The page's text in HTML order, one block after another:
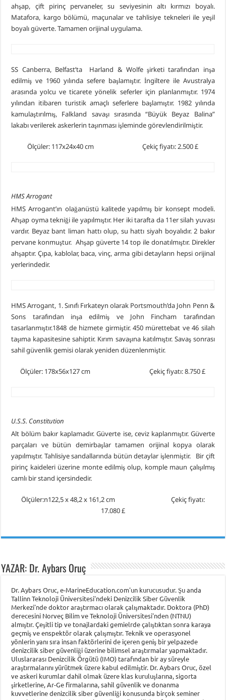
ahşap, çift pirinç pervaneler, su seviyesinin altı kırmızı boyalı.
Matafora, kargo bölümü, maçunalar ve tahlisiye tekneleri ile yeşil
boyalı güverte. Tamamen orijinal uygulama.
SS Canberra, Belfast’ta Harland & Wolfe şirketi tarafından inşa
edilmiş ve 1960 yılında sefere başlamıştır. İngiltere ile Avustralya
arasında yolcu ve ticarete yönelik seferler için planlanmıştır. 1974
yılından itibaren turistik amaçlı seferlere başlamıştır. 1982 yılında
kamulaştırılmış, Falkland savaşı sırasında “Büyük Beyaz Balina”
lakabı verilerek askerlerin taşınması işleminde görevlendirilmiştir.
Ölçüler: 117x24x40 cm Çekiç fiyatı: 2.500 £
HMS Arrogant
HMS Arrogant’ın olağanüstü kalitede yapılmış bir konsept modeli.
Ahşap oyma tekniği ile yapılmıştır. Her iki tarafta da 11er silah yuvası
vardır. Beyaz bant liman hattı olup, su hattı siyah boyalıdır. 2 bakır
pervane konmuştur. Ahşap güverte 14 top ile donatılmıştır. Direkler
ahşaptır. Çıpa, kablolar, baca, vinç, arma gibi detayların hepsi orijinal
yerlerindedir.
HMS Arrogant, 1. Sınıfı Fırkateyn olarak Portsmouth’da John Penn &
Sons tarafından inşa edilmiş ve John Fincham tarafından
tasarlanmıştır.1848 de hizmete girmiştir. 450 mürettebat ve 46 silah
taşıma kapasitesine sahiptir. Kırım savaşına katılmıştır. Savaş sonrası
sahil güvenlik gemisi olarak yeniden düzenlenmiştir.
Ölçüler: 178x56x127 cm Çekiç fiyatı: 8.750 £
U.S.S. Constitution
Alt bölüm bakır kaplamadır. Güverte ise, ceviz kaplanmıştır. Güverte
parçaları ve bütün demirbaşlar tamamen orijinal kopya olarak
yapılmıştır. Tahlisiye sandallarında bütün detaylar işlenmiştir. Bir çift
pirinç kaideleri üzerine monte edilmiş olup, komple maun çalışılmış
camlı bir stand içersindedir.
Ölçüler:n122,5 x 48,2 x 161,2 cm Çekiç fiyatı:
17.080 £
YAZAR: Dr. Aybars Oruç
Dr. Aybars Oruc, e-MarineEducation.com'un kurucusudur. Şu anda
Tallinn Teknoloji Üniversitesi'ndeki Denizcilik Siber Güvenlik
Merkezi'nde doktor araştırmacı olarak çalışmaktadır. Doktora (PhD)
derecesini Norveç Bilim ve Teknoloji Üniversitesi'nden (NTNU)
almıştır. Çeşitli tip ve tonajlardaki gemielrde çalıştıktan sonra karaya
geçmiş ve enspektör olarak çalışmıştır. Teknik ve operasyonel
yönlerin yanı sıra insan faktörlerini de içeren geniş bir yelpazede
denizcilik siber güvenliği üzerine bilimsel araştırmalar yapmaktadır.
Uluslararası Denizcilik Örgütü (IMO) tarafından bir ay süreyle
araştırmalarını yürütmek üzere kabul edilmiştir. Dr. Aybars Oruc, özel
ve askeri kurumlar dahil olmak üzere klas kuruluşlarına, sigorta
şirketlerine, Ar-Ge firmalarına, sahil güvenlik ve donanma
kuvvetlerine denizcilik siber güvenliği konusunda birçok seminer